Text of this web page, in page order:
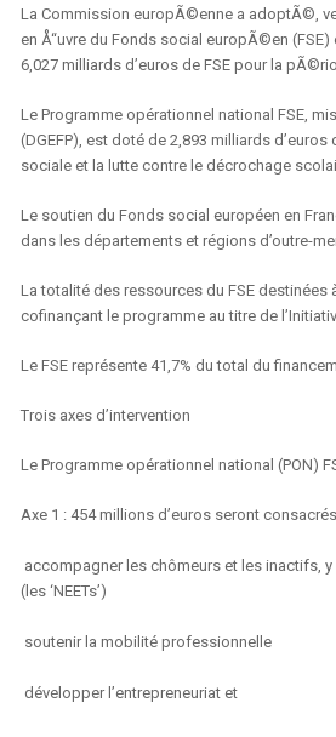
La Commission europÃ©enne a adoptÃ©,
en Å“uvre du Fonds social europÃ©en
6,027 milliards d’euros de FSE pour la
Le Programme opérationnel national FSE,
(DGEFP), est doté de 2,893 milliards
sociale et la lutte contre le décrochage
Le soutien du Fonds social européen en
dans les départements et régions d’outre-
La totalité des ressources du FSE destinées
cofinançant le programme au titre de
Le FSE représente 41,7% du total du
Trois axes d’intervention
Le Programme opérationnel national (PON)
Axe 1 : 454 millions d’euros seront
accompagner les chômeurs et les inactifs,
(les ‘NEETs’)
soutenir la mobilité professionnelle
développer l’entrepreneuriat et